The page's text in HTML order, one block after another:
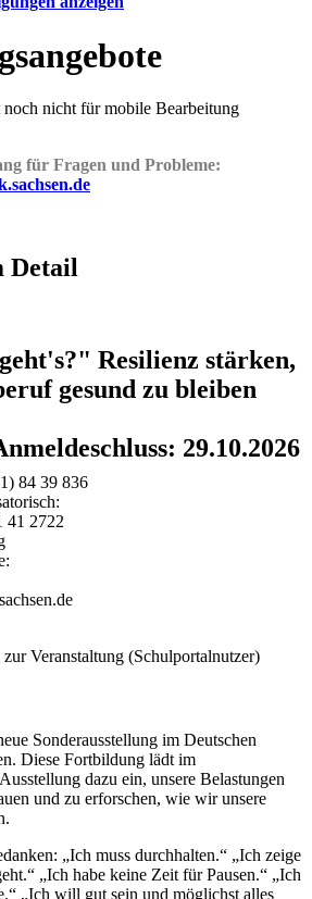
nicht für mobile Bearbeitung
für Fragen und Probleme:
Detail
Resilienz stärken,
gesund zu bleiben
29.10.2026
84 39 836
41 2722
Veranstaltung (Schulportalnutzer)
Sonderausstellung im Deutschen
Diese Fortbildung lädt im
dazu ein, unsere Belastungen
und zu erforschen, wie wir unsere
„Ich muss durchhalten.“ „Ich zeige
„Ich habe keine Zeit für Pausen.“ „Ich
„Ich will gut sein und möglichst alles